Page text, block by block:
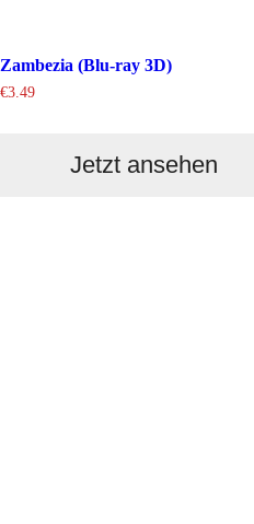
Zambezia (Blu-ray 3D)
€3.49
Jetzt ansehen